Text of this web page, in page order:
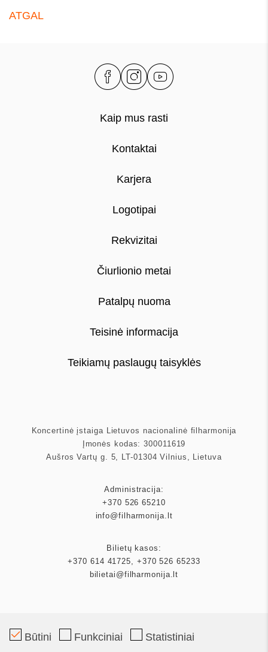
ATGAL
Kaip mus rasti
Kontaktai
Karjera
Logotipai
Rekvizitai
Čiurlionio metai
Patalpų nuoma
Teisinė informacija
Teikiamų paslaugų taisyklės
Koncertinė įstaiga Lietuvos nacionalinė filharmonija
Įmonės kodas: 300011619
Aušros Vartų g. 5, LT-01304 Vilnius, Lietuva
Administracija:
+370 526 65210
info@filharmonija.lt
Bilietų kasos:
+370 614 41725
+370 526 65233
bilietai@filharmonija.lt
Mecenatas
Būtini Funkciniai Statistiniai